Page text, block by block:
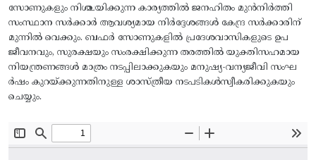
സോണുകളും നിശ്ചയിക്കുന്ന കാര്യത്തില്‍ ജനഹിതം മുന്‍നിര്‍ത്തി
സംസ്ഥാന സര്‍ക്കാര്‍ ആവശ്യമായ നിര്‍ദ്ദേശങ്ങള്‍ കേന്ദ്ര സര്‍ക്കാരിന്‌
മുന്നില്‍ വെക്കും. ബഫര്‍ സോണുകളില്‍ പ്രദേശവാസികളുടെ ഉപ
ജീവനവും, സുരക്ഷയും സംരക്ഷിക്കുന്ന തരത്തില്‍ യുക്തിസഹമായ
നിയന്ത്രണങ്ങള്‍ മാത്രം നടപ്പിലാക്കുകയും മനുഷ്യ-വന്യജീവി സംഘ
ര്‍ഷം കുറയ്‌ക്കുന്നതിനുള്ള ശാസ്‌ത്രീയ നടപടികള്‍സ്വീകരിക്കുകയും
ചെയ്യും.